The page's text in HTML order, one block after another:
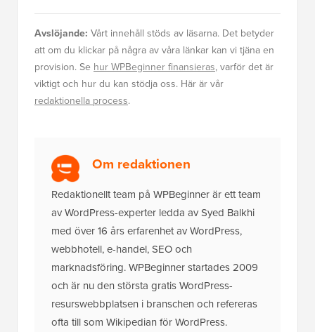
Avslöjande: Vårt innehåll stöds av läsarna. Det betyder
att om du klickar på några av våra länkar kan vi tjäna en
provision. Se hur WPBeginner finansieras, varför det är
viktigt och hur du kan stödja oss. Här är vår
redaktionella process.
Om redaktionen
Redaktionellt team på WPBeginner är ett team
av WordPress-experter ledda av Syed Balkhi
med över 16 års erfarenhet av WordPress,
webbhotell, e-handel, SEO och
marknadsföring. WPBeginner startades 2009
och är nu den största gratis WordPress-
resurswebbplatsen i branschen och refereras
ofta till som Wikipedian för WordPress.